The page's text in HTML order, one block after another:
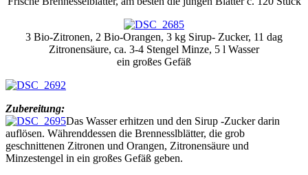
3 Bio-Zitronen, 2 Bio-Orangen, 3 kg Sirup- Zucker, 11 dag
Zitronensäure, ca. 3-4 Stengel Minze, 5 l Wasser
ein großes Gefäß
Zubereitung:
Das Wasser erhitzen und den Sirup -Zucker darin
auflösen. Währenddessen die Brennesslblätter, die grob
geschnittenen Zitronen und Orangen, Zitronensäure und
Minzestengel in ein großes Gefäß geben.